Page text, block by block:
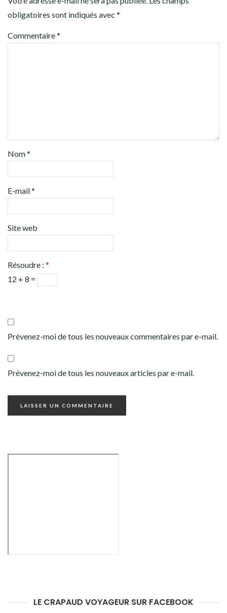
obligatoires sont indiqués avec *
Commentaire*
Nom*
E-mail*
Site web
Résoudre : *
12 + 8 =
Prévenez-moi de tous les nouveaux commentaires par e-mail.
Prévenez-moi de tous les nouveaux articles par e-mail.
LE CRAPAUD VOYAGEUR SUR FACEBOOK